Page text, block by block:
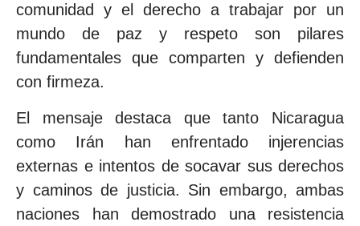
comunidad y el derecho a trabajar por un
mundo de paz y respeto son pilares
fundamentales que comparten y defienden
con firmeza.
El mensaje destaca que tanto Nicaragua
como Irán han enfrentado injerencias
externas e intentos de socavar sus derechos
y caminos de justicia. Sin embargo, ambas
naciones han demostrado una resistencia